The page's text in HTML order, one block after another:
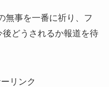
無事を一番に祈り、フ
どうされるか報道を待
リンク